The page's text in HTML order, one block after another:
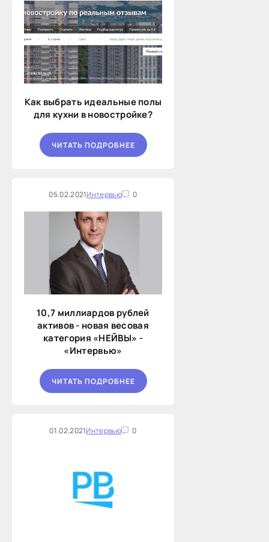
Как выбрать идеальные полы
для кухни в новостройке?
ЧИТАТЬ ПОДРОБНЕЕ
05.02.2021Интервью 0
10,7 миллиардов рублей
активов - новая весовая
категория «НЕЙВЫ» -
«Интервью»
ЧИТАТЬ ПОДРОБНЕЕ
01.02.2021Интервью 0